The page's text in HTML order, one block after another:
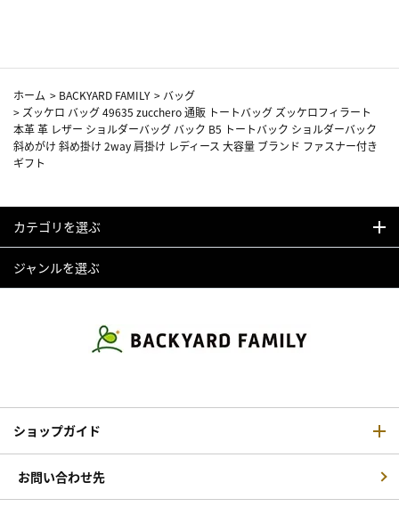
ホーム > BACKYARD FAMILY > バッグ
> ズッケロ バッグ 49635 zucchero 通販 トートバッグ ズッケロフィラート
本革 革 レザー ショルダーバッグ バック B5 トートバック ショルダーバック
斜めがけ 斜め掛け 2way 肩掛け レディース 大容量 ブランド ファスナー付き
ギフト
カテゴリを選ぶ
ジャンルを選ぶ
ショップガイド
お問い合わせ先